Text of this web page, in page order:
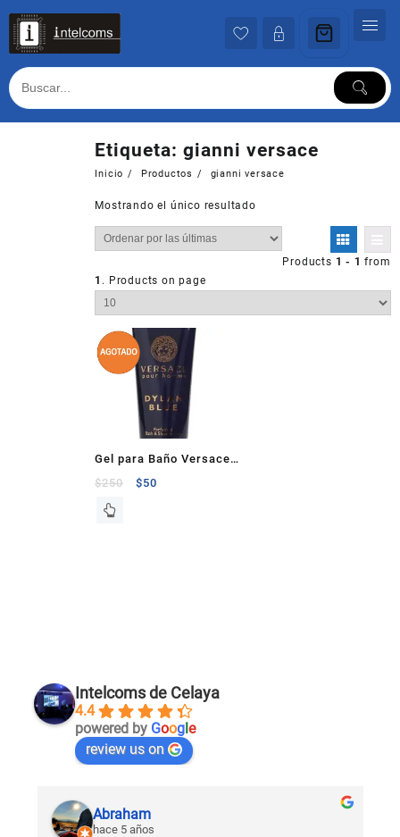
contenido
Etiqueta:gianni versace
Inicio Productos gianni versace
Mostrando el único resultado
Products 1 - 1 from
1 . Products on page
Gel para Baño Versace
Dylan Blue Hombre
$250 $50
Intelcoms de Celaya
4.4
powered by Google
review us on
Abraham
hace 5 años